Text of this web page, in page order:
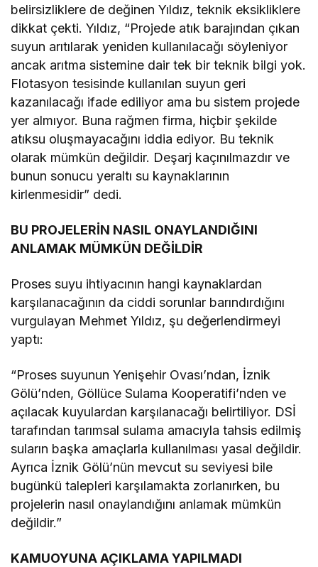
belirsizliklere de değinen Yıldız, teknik eksikliklere
dikkat çekti. Yıldız, “Projede atık barajından çıkan
suyun arıtılarak yeniden kullanılacağı söyleniyor
ancak arıtma sistemine dair tek bir teknik bilgi yok.
Flotasyon tesisinde kullanılan suyun geri
kazanılacağı ifade ediliyor ama bu sistem projede
yer almıyor. Buna rağmen firma, hiçbir şekilde
atıksu oluşmayacağını iddia ediyor. Bu teknik
olarak mümkün değildir. Deşarj kaçınılmazdır ve
bunun sonucu yeraltı su kaynaklarının
kirlenmesidir” dedi.
BU PROJELERİN NASIL ONAYLANDIĞINI
ANLAMAK MÜMKÜN DEĞİLDİR
Proses suyu ihtiyacının hangi kaynaklardan
karşılanacağının da ciddi sorunlar barındırdığını
vurgulayan Mehmet Yıldız, şu değerlendirmeyi
yaptı:
“Proses suyunun Yenişehir Ovası’ndan, İznik
Gölü’nden, Göllüce Sulama Kooperatifi’nden ve
açılacak kuyulardan karşılanacağı belirtiliyor. DSİ
tarafından tarımsal sulama amacıyla tahsis edilmiş
suların başka amaçlarla kullanılması yasal değildir.
Ayrıca İznik Gölü’nün mevcut su seviyesi bile
bugünkü talepleri karşılamakta zorlanırken, bu
projelerin nasıl onaylandığını anlamak mümkün
değildir.”
KAMUOYUNA AÇIKLAMA YAPILMADI